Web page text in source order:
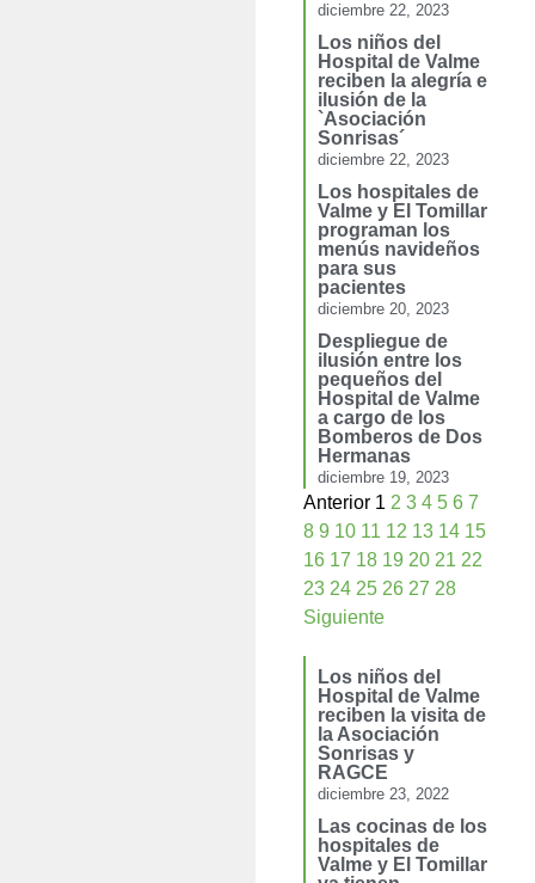
diciembre 22, 2023
Los niños del
Hospital de Valme
reciben la alegría e
ilusión de la
`Asociación
Sonrisas´
diciembre 22, 2023
Los hospitales de
Valme y El Tomillar
programan los
menús navideños
para sus
pacientes
diciembre 20, 2023
Despliegue de
ilusión entre los
pequeños del
Hospital de Valme
a cargo de los
Bomberos de Dos
Hermanas
diciembre 19, 2023
Anterior 1 2 3 4 5 6 7
8 9 10 11 12 13 14 15
16 17 18 19 20 21 22
23 24 25 26 27 28
Siguiente
Los niños del
Hospital de Valme
reciben la visita de
la Asociación
Sonrisas y
RAGCE
diciembre 23, 2022
Las cocinas de los
hospitales de
Valme y El Tomillar